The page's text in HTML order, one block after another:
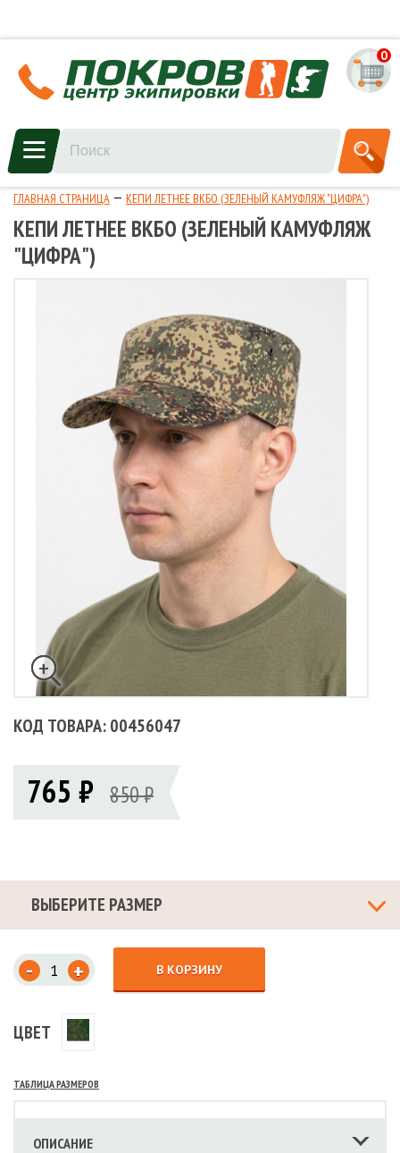
0
ГЛАВНАЯ СТРАНИЦА КЕПИ ЛЕТНЕЕ ВКБО (ЗЕЛЕНЫЙ КАМУФЛЯЖ "ЦИФРА")
КЕПИ ЛЕТНЕЕ ВКБО (ЗЕЛЕНЫЙ КАМУФЛЯЖ
"ЦИФРА")
КОД ТОВАРА: 00456047
765 ₽ 850 ₽
ВЫБЕРИТЕ РАЗМЕР
- + В КОРЗИНУ
ЦВЕТ
ТАБЛИЦА РАЗМЕРОВ
ОПИСАНИЕ